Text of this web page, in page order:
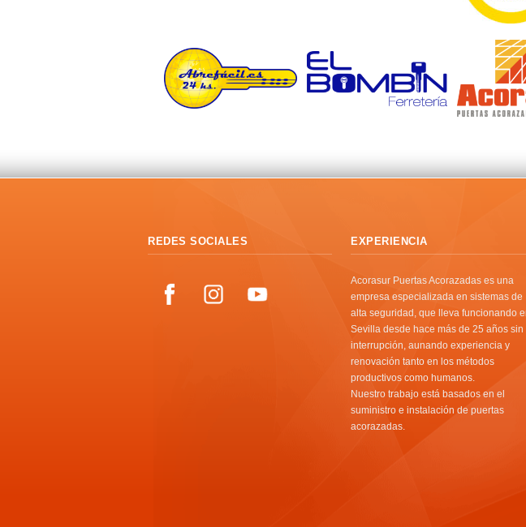
REDES SOCIALES EXPERIENCIA
Acorasur Puertas Acorazadas es una
empresa especializada en sistemas de
alta seguridad, que lleva funcionando
Sevilla desde hace más de 25 años sin
interrupción, aunando experiencia y
renovación tanto en los métodos
productivos como humanos.
Nuestro trabajo está basados en el
suministro e instalación de puertas
acorazadas.